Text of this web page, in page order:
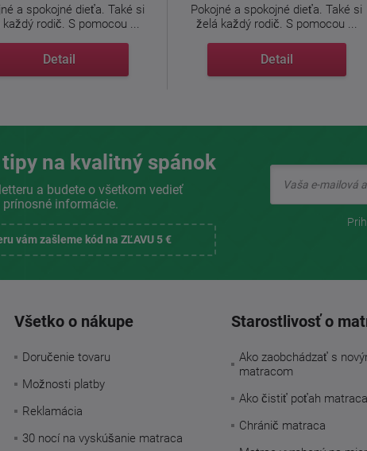
a spokojné dieťa. Také si
rodič. S pomocou ...
Detail
Pokojné a spokojné dieťa. Také si
želá každý rodič. S pomocou ...
Detail
na kvalitný spánok
a budete o všetkom vedieť
informácie.
vám zašleme kód na ZĽAVU 5 €
Všetko o nákupe
Doručenie tovaru
Možnosti platby
Reklamácia
30 nocí na vyskúšanie matraca
Starostlivosť o
Ako zaobchádzať s
matracom
Ako čistiť poťah matraca
Chránič matraca